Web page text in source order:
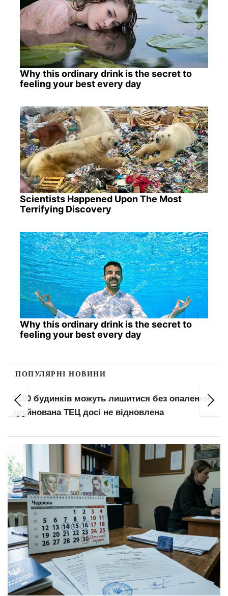
Why this ordinary drink is the secret to
feeling your best every day
Scientists Happened Upon The Most
Terrifying Discovery
Why this ordinary drink is the secret to
feeling your best every day
ПОПУЛЯРНІ НОВИНИ
1100 будинків можуть лишитися без опалення:
зруйнована ТЕЦ досі не відновлена